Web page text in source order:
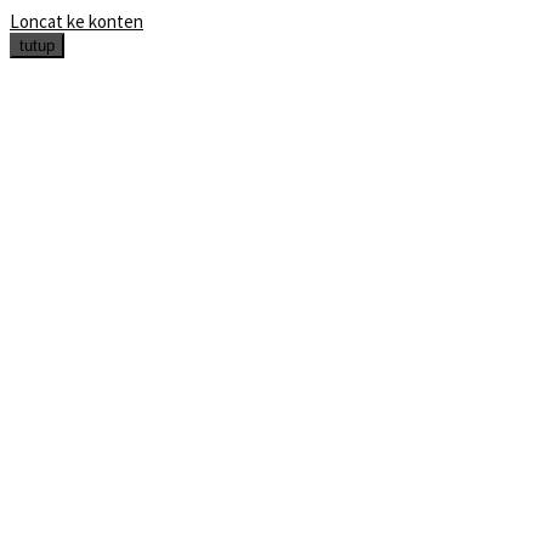
Loncat ke konten
tutup